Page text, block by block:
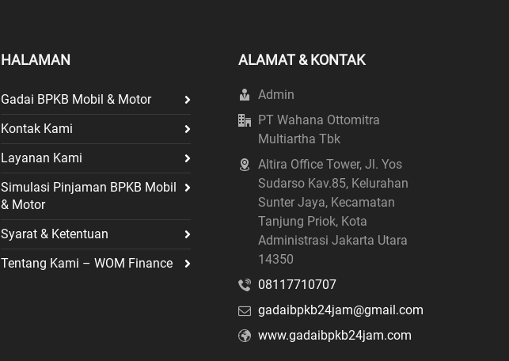
HALAMAN
Gadai BPKB Mobil & Motor
Kontak Kami
Layanan Kami
Simulasi Pinjaman BPKB Mobil
& Motor
Syarat & Ketentuan
Tentang Kami – WOM Finance
ALAMAT & KONTAK
Admin
PT Wahana Ottomitra
Multiartha Tbk
Altira Office Tower, Jl. Yos
Sudarso Kav.85, Kelurahan
Sunter Jaya, Kecamatan
Tanjung Priok, Kota
Administrasi Jakarta Utara
14350
08117710707
gadaibpkb24jam@gmail.com
www.gadaibpkb24jam.com